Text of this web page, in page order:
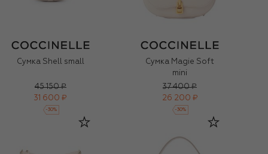
Сумка Shell small
45 150 ₽
31 600 ₽
-30%
Сумка Magie Soft
mini
37 400 ₽
26 200 ₽
-30%